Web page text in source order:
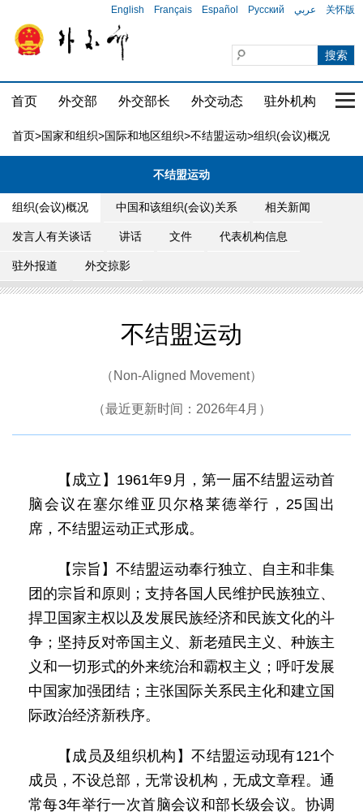
English Français Español Русский عربي 关怀版
首页 外交部 外交部长 外交动态 驻外机构 国
首页>国家和组织>国际和地区组织>不结盟运动>组织(会议)概况
不结盟运动
组织(会议)概况 中国和该组织(会议)关系 相关新闻
发言人有关谈话 讲话 文件 代表机构信息
驻外报道 外交掠影
不结盟运动
（Non-Aligned Movement）
（最近更新时间：2026年4月）
【成立】1961年9月，第一届不结盟运动首
脑会议在塞尔维亚贝尔格莱德举行，25国出
席，不结盟运动正式形成。
【宗旨】不结盟运动奉行独立、自主和非集
团的宗旨和原则；支持各国人民维护民族独立、
捍卫国家主权以及发展民族经济和民族文化的斗
争；坚持反对帝国主义、新老殖民主义、种族主
义和一切形式的外来统治和霸权主义；呼吁发展
中国家加强团结；主张国际关系民主化和建立国
际政治经济新秩序。
【成员及组织机构】不结盟运动现有121个
成员，不设总部，无常设机构，无成文章程。通
常每3年举行一次首脑会议和部长级会议。协调